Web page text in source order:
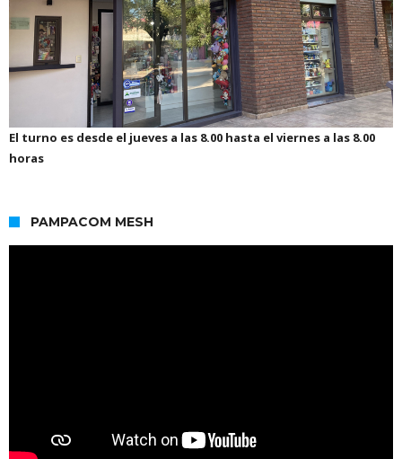
El turno es desde el jueves a las 8.00 hasta el viernes a las 8.00
horas
PAMPACOM MESH